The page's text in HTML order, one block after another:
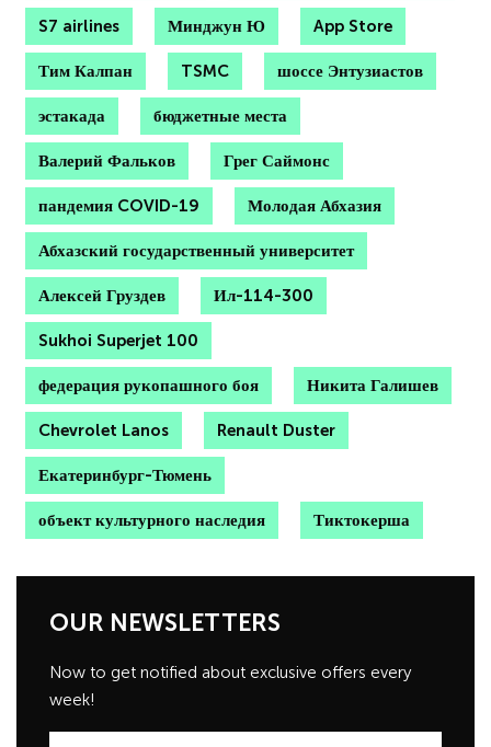
S7 airlines Минджун Ю App Store
Тим Калпан TSMC шоссе Энтузиастов
эстакада бюджетные места
Валерий Фальков Грег Саймонс
пандемия COVID-19 Молодая Абхазия
Абхазский государственный университет
Алексей Груздев Ил-114-300
Sukhoi Superjet 100
федерация рукопашного боя Никита Галишев
Chevrolet Lanos Renault Duster
Екатеринбург-Тюмень
объект культурного наследия Тиктокерша
OUR NEWSLETTERS
Now to get notified about exclusive offers every
week!